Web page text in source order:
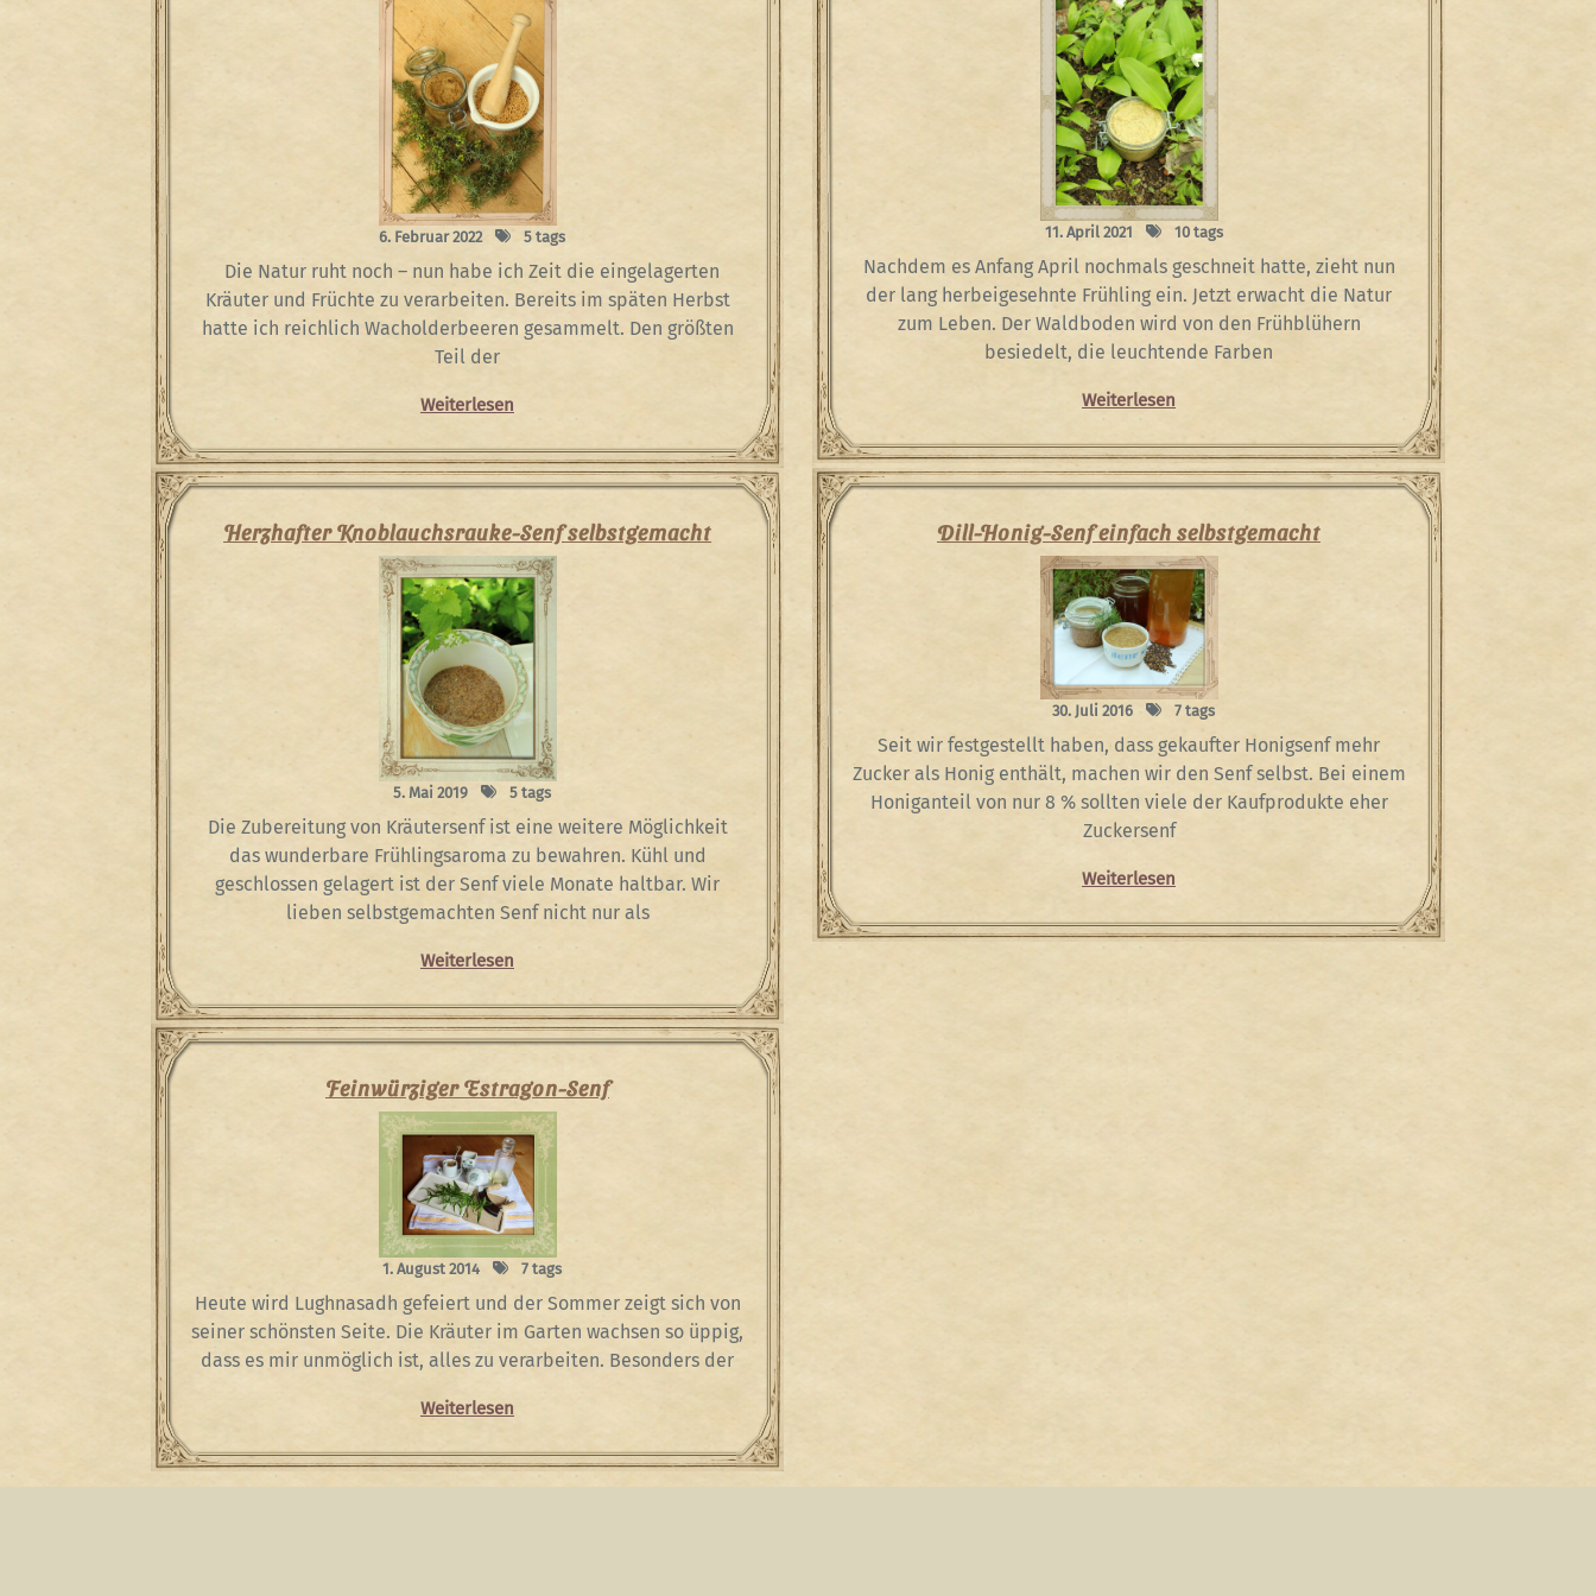
6. Februar 2022 5 tags
Die Natur ruht noch – nun habe ich Zeit die eingelagerten
Kräuter und Früchte zu verarbeiten. Bereits im späten Herbst
hatte ich reichlich Wacholderbeeren gesammelt. Den größten
Teil der
Weiterlesen
11. April 2021 10 tags
Nachdem es Anfang April nochmals geschneit hatte, zieht nun
der lang herbeigesehnte Frühling ein. Jetzt erwacht die Natur
zum Leben. Der Waldboden wird von den Frühblühern
besiedelt, die leuchtende Farben
Weiterlesen
Herzhafter Knoblauchsrauke-Senf selbstgemacht
5. Mai 2019 5 tags
Die Zubereitung von Kräutersenf ist eine weitere Möglichkeit
das wunderbare Frühlingsaroma zu bewahren. Kühl und
geschlossen gelagert ist der Senf viele Monate haltbar. Wir
lieben selbstgemachten Senf nicht nur als
Weiterlesen
Dill-Honig-Senf einfach selbstgemacht
30. Juli 2016 7 tags
Seit wir festgestellt haben, dass gekaufter Honigsenf mehr
Zucker als Honig enthält, machen wir den Senf selbst. Bei einem
Honiganteil von nur 8 % sollten viele der Kaufprodukte eher
Zuckersenf
Weiterlesen
Feinwürziger Estragon-Senf
1. August 2014 7 tags
Heute wird Lughnasadh gefeiert und der Sommer zeigt sich von
seiner schönsten Seite. Die Kräuter im Garten wachsen so üppig,
dass es mir unmöglich ist, alles zu verarbeiten. Besonders der
Weiterlesen